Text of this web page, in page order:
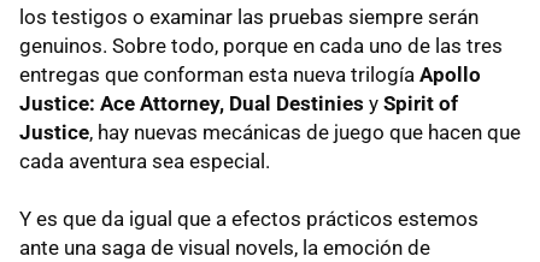
los testigos o examinar las pruebas siempre serán
genuinos. Sobre todo, porque en cada uno de las tres
entregas que conforman esta nueva trilogía Apollo
Justice: Ace Attorney, Dual Destinies y Spirit of
Justice, hay nuevas mecánicas de juego que hacen que
cada aventura sea especial.
Y es que da igual que a efectos prácticos estemos
ante una saga de visual novels, la emoción de